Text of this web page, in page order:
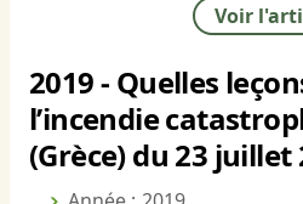
Voir
2019 - Quelles
l’incendie
(Grèce) du 23 juillet